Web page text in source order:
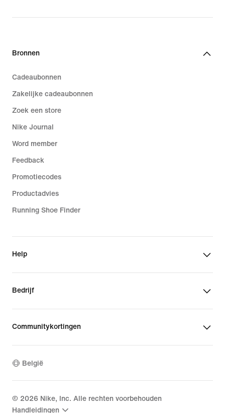
Bronnen
Cadeaubonnen
Zakelijke cadeaubonnen
Zoek een store
Nike Journal
Word member
Feedback
Promotiecodes
Productadvies
Running Shoe Finder
Help
Bedrijf
Communitykortingen
België
© 2026 Nike, Inc. Alle rechten voorbehouden
Handleidingen